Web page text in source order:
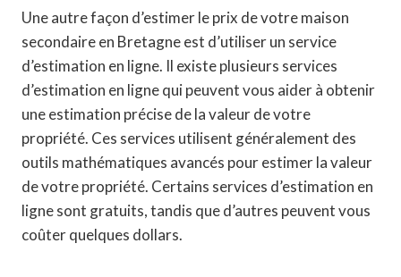
Une autre façon d’estimer le prix de votre maison
secondaire en Bretagne est d’utiliser un service
d’estimation en ligne. Il existe plusieurs services
d’estimation en ligne qui peuvent vous aider à obtenir
une estimation précise de la valeur de votre
propriété. Ces services utilisent généralement des
outils mathématiques avancés pour estimer la valeur
de votre propriété. Certains services d’estimation en
ligne sont gratuits, tandis que d’autres peuvent vous
coûter quelques dollars.